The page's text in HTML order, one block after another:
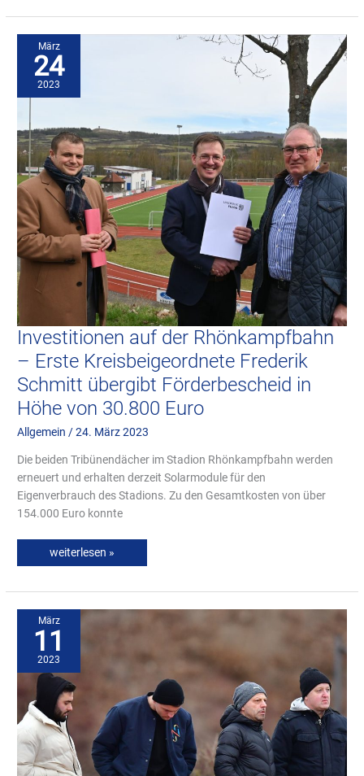
März
24
2023
Investitionen auf der Rhönkampfbahn
– Erste Kreisbeigeordnete Frederik
Schmitt übergibt Förderbescheid in
Höhe von 30.800 Euro
Allgemein /24. März 2023
Die beiden Tribünendächer im Stadion Rhönkampfbahn werden
erneuert und erhalten derzeit Solarmodule für den
Eigenverbrauch des Stadions. Zu den Gesamtkosten von über
154.000 Euro konnte
Investitionen
auf
der
Rhönkampfbahn
–
Erste
Kreisbeigeordnete
Frederik
Förderbescheid
in
Höhe
von
30.800
Euro
weiterlesen »
März
11
2023
Kushtrim
Asallari
vor
Ort-
Albanischer
U20
Nationalspieler
2.
v.